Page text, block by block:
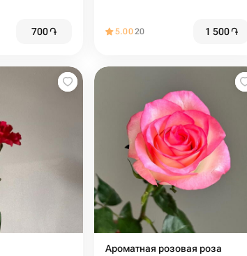
700֏ 5.0020 1 500֏
Ароматная розовая роза